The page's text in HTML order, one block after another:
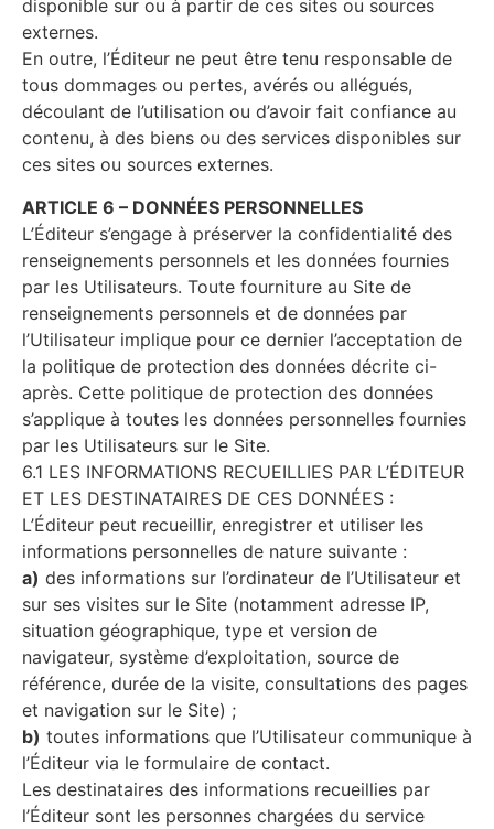
disponible sur ou à partir de ces sites ou sources
externes.
En outre, l’Éditeur ne peut être tenu responsable de
tous dommages ou pertes, avérés ou allégués,
découlant de l’utilisation ou d’avoir fait confiance au
contenu, à des biens ou des services disponibles sur
ces sites ou sources externes.
ARTICLE 6 – DONNÉES PERSONNELLES
L’Éditeur s’engage à préserver la confidentialité des
renseignements personnels et les données fournies
par les Utilisateurs. Toute fourniture au Site de
renseignements personnels et de données par
l’Utilisateur implique pour ce dernier l’acceptation de
la politique de protection des données décrite ci-
après. Cette politique de protection des données
s’applique à toutes les données personnelles fournies
par les Utilisateurs sur le Site.
6.1 LES INFORMATIONS RECUEILLIES PAR L’ÉDITEUR
ET LES DESTINATAIRES DE CES DONNÉES :
L’Éditeur peut recueillir, enregistrer et utiliser les
informations personnelles de nature suivante :
a) des informations sur l’ordinateur de l’Utilisateur et
sur ses visites sur le Site (notamment adresse IP,
situation géographique, type et version de
navigateur, système d’exploitation, source de
référence, durée de la visite, consultations des pages
et navigation sur le Site) ;
b) toutes informations que l’Utilisateur communique à
l’Éditeur via le formulaire de contact.
Les destinataires des informations recueillies par
l’Éditeur sont les personnes chargées du service